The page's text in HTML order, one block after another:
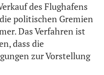
des Flughafens
politischen Gremien
Das Verfahren ist
dass die
zur Vorstellung